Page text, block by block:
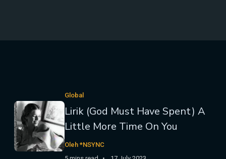
Global
Lirik (God Must Have Spent) A
Little More Time On You
Oleh *NSYNC